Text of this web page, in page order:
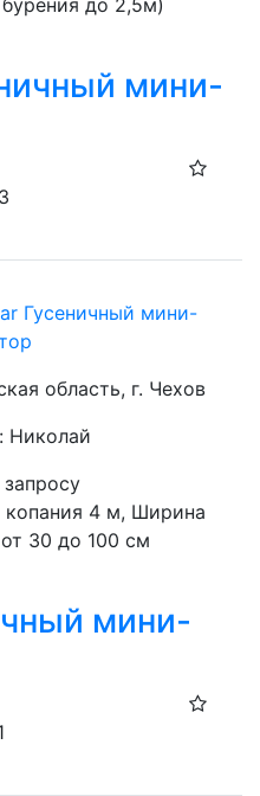
бурения до 2,5м)
мини-
Гусеничный мини-
область, г. Чехов
Николай
копания 4 м, Ширина
30 до 100 см
мини-